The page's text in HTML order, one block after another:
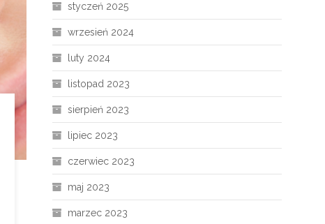
styczeń 2025
wrzesień 2024
luty 2024
listopad 2023
sierpień 2023
lipiec 2023
czerwiec 2023
maj 2023
marzec 2023